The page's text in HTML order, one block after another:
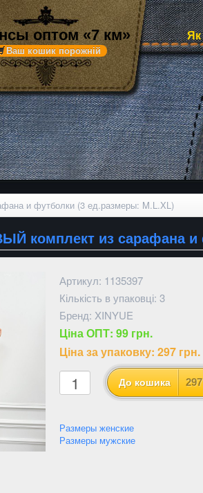
оптом «7 км»
Ваш кошик порожній
и футболки (3 ед.размеры: M.L.XL)
комплект из сарафана
Артикул: 1135397
Кількість в упаковці: 3
Бренд: XINYUE
Ціна ОПТ: 99 грн.
Ціна за упаковку: 297 грн.
До кошика
Размеры женские
Размеры мужские